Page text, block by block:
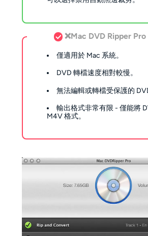
❌Mac DVD Ripper
僅適用於 Mac 系統。
DVD 轉檔速度相對較慢。
無法編輯或轉檔受保護的
輸出格式非常有限 - 僅能將
M4V 格式。